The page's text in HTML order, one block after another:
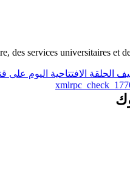
des services universitaires et
الحلقة الافتتاحية اليوم على